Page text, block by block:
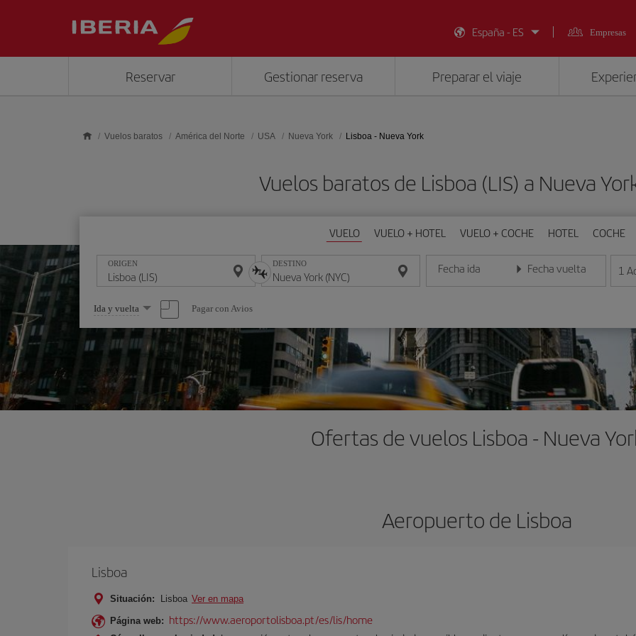
España - ES
Empresas
Reservar Gestionar reserva Preparar el viaje
Vuelos baratos América del Norte USA Nueva York Lisboa - Nueva York
Vuelos baratos de Lisboa (LIS) a Nueva
VUELO VUELO + HOTEL VUELO + COCHE HOTEL COCHE
ORIGEN DESTINO Fecha ida
Introduce la fecha en formato día/mes/año
Fecha vuelta
Introduce la fecha en 1
Seleccione
una
opción
Ida y vuelta Pagar con Avios
Ofertas de vuelos Lisboa - Nueva
Aeropuerto de Lisboa
Lisboa
Situación: Lisboa Ver en mapa
Página web: https://www.aeroportolisboa.pt/es/lis/home